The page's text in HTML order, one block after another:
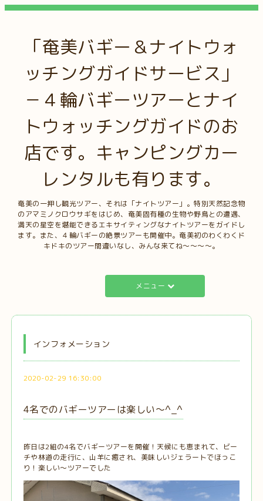
「奄美バギー＆ナイトウォ
ッチングガイドサービス」
－４輪バギーツアーとナイ
トウォッチングガイドのお
店です。キャンピングカー
レンタルも有ります。
奄美の一押し観光ツアー、それは「ナイトツアー」。特別天然記念物
のアマミノクロウサギをはじめ、奄美固有種の生物や野鳥との遭遇、
満天の星空を堪能できるエキサイティングなナイトツアーをガイドし
ます。また、４輪バギーの絶景ツアーも開催中。奄美初のわくわくド
キドキのツアー間違いなし、みんな来てね～～～～。
メニュー
インフォメーション
2020-02-29 16:30:00
4名でのバギーツアーは楽しい〜^_^
昨日は2組の4名でバギーツアーを開催！天候にも恵まれて、ビー
チや林道の走行に、山羊に癒され、美味しいジェラートでほっこ
り！楽しい〜ツアーでした